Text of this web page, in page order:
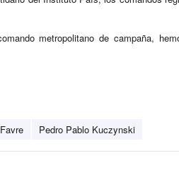
metropolitano de campaña,
Pedro Pablo Kuczynski